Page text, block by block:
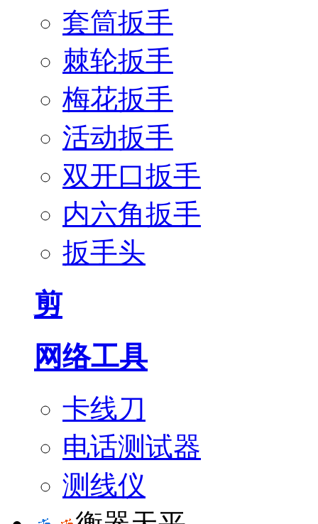
套筒扳手
棘轮扳手
梅花扳手
活动扳手
双开口扳手
内六角扳手
扳手头
剪
网络工具
卡线刀
电话测试器
测线仪